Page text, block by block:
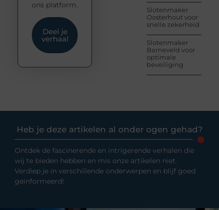
Slotenmaker
Oosterhout voor
snelle zekerheid
Slotenmaker
Barneveld voor
optimale
beveiliging
ons platform.
Deel je
verhaal
Heb je deze artikelen al onder ogen gehad?
Ontdek de fascinerende en intrigerende verhalen die
wij te bieden hebben en mis onze artikelen niet.
Verdiep je in verschillende onderwerpen en blijf goed
geïnformeerd!